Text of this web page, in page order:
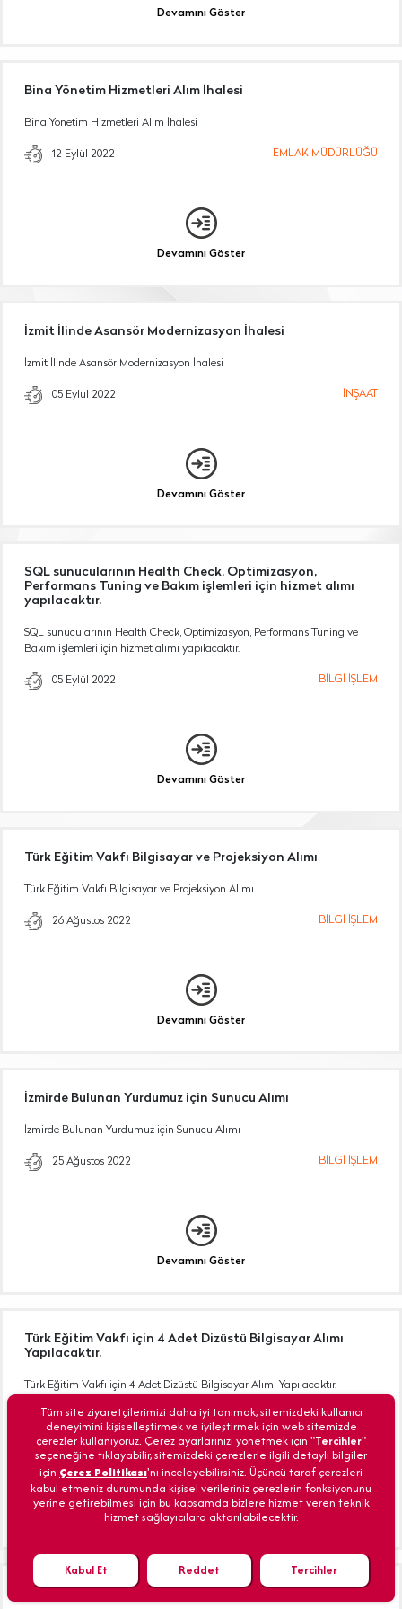
Devamını Göster
Bina Yönetim Hizmetleri Alım İhalesi
Bina Yönetim Hizmetleri Alım İhalesi
12 Eylül 2022 EMLAK MÜDÜRLÜĞÜ
Devamını Göster
İzmit İlinde Asansör Modernizasyon İhalesi
İzmit İlinde Asansör Modernizasyon İhalesi
05 Eylül 2022 İNŞAAT
Devamını Göster
SQL sunucularının Health Check, Optimizasyon,
Performans Tuning ve Bakım işlemleri için hizmet alımı
yapılacaktır.
SQL sunucularının Health Check, Optimizasyon, Performans Tuning ve
Bakım işlemleri için hizmet alımı yapılacaktır.
05 Eylül 2022 BİLGİ İŞLEM
Devamını Göster
Türk Eğitim Vakfı Bilgisayar ve Projeksiyon Alımı
Türk Eğitim Vakfı Bilgisayar ve Projeksiyon Alımı
26 Ağustos 2022 BİLGİ İŞLEM
Devamını Göster
İzmirde Bulunan Yurdumuz için Sunucu Alımı
İzmirde Bulunan Yurdumuz için Sunucu Alımı
25 Ağustos 2022 BİLGİ İŞLEM
Devamını Göster
Türk Eğitim Vakfı için 4 Adet Dizüstü Bilgisayar Alımı
Yapılacaktır.
Türk Eğitim Vakfı için 4 Adet Dizüstü Bilgisayar Alımı Yapılacaktır.
22 Ağustos 2022 BİLGİ İŞLEM
Devamını Göster
Tüm site ziyaretçilerimizi daha iyi tanımak, sitemizdeki kullanıcı
deneyimini kişiselleştirmek ve iyileştirmek için web sitemizde
çerezler kullanıyoruz. Çerez ayarlarınızı yönetmek için "Tercihler"
seçeneğine tıklayabilir, sitemizdeki çerezlerle ilgili detaylı bilgiler
için Çerez Politikası'nı inceleyebilirsiniz. Üçüncü taraf çerezleri
kabul etmeniz durumunda kişisel verileriniz çerezlerin fonksiyonunu
yerine getirebilmesi için bu kapsamda bizlere hizmet veren teknik
hizmet sağlayıcılara aktarılabilecektir.
Kabul Et Reddet Tercihler